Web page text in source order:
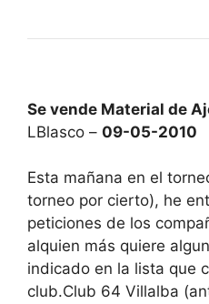
Se vende Material de
LBlasco – 09-05-2010
Esta mañana en el
torneo por cierto), he
peticiones de los
alquien más quiere
indicado en la lista que
club.Club 64 Villalba